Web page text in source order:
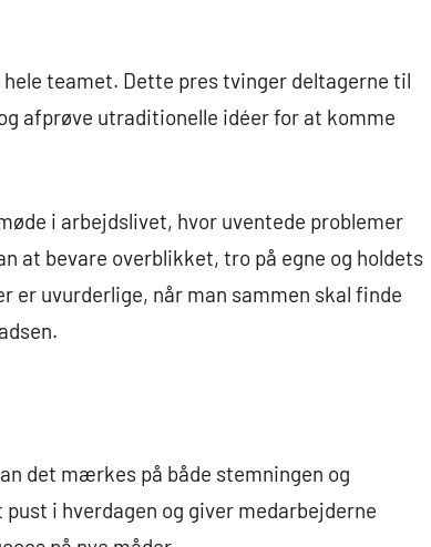
teamet. Dette pres tvinger deltagerne til
afprøve utraditionelle idéer for at komme
i arbejdslivet, hvor uventede problemer
at bevare overblikket, tro på egne og holdets
uvurderlige, når man sammen skal finde
det mærkes på både stemningen og
i hverdagen og giver medarbejderne